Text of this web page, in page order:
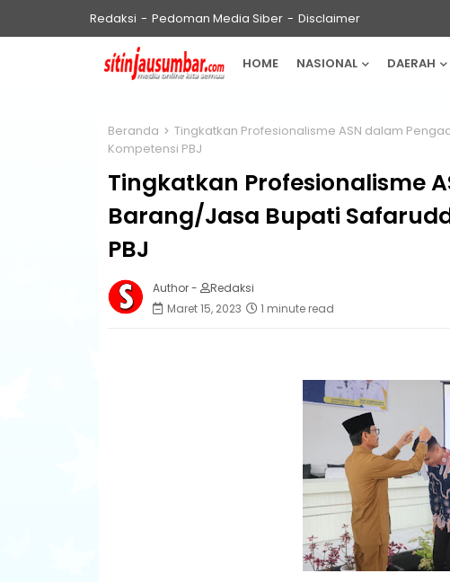
Redaksi Pedoman Media Siber Disclaimer
HOME NASIONAL DAERAH
Beranda
Tingkatkan Profesionalisme ASN dalam
Kompetensi PBJ
Tingkatkan Profesionalisme
Barang/Jasa Bupati
PBJ
Author -
Redaksi
Maret 15, 2023
1 minute read